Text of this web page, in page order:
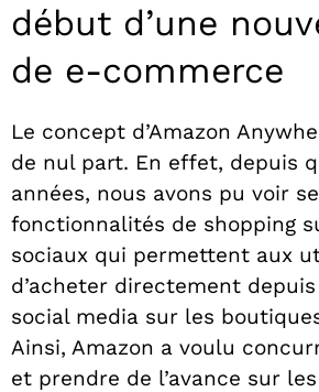
début d’une
de e-commerce
Le concept d’Amazon
de nul part. En effet, depuis
années, nous avons pu voir
fonctionnalités de shopping
sociaux qui permettent aux
d’acheter directement
social media sur les
Ainsi, Amazon a voulu
et prendre de l’avance sur